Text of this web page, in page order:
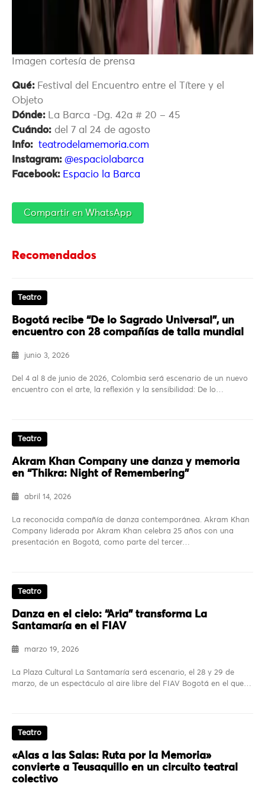
Imagen cortesía de prensa
Qué: Festival del Encuentro entre el Títere y el
Objeto
Dónde: La Barca -Dg. 42a # 20 – 45
Cuándo: del
7 al 24 de agosto
Info: teatrodelamemoria.com
Instagram: @espaciolabarca
Facebook: Espacio la Barca
Compartir en WhatsApp
Recomendados
Teatro
Bogotá recibe “De lo Sagrado Universal”, un
encuentro con 28 compañías de talla mundial
junio 3, 2026
Del 4 al 8 de junio de 2026, Colombia será escenario de un nuevo
encuentro con el arte, la reflexión y la sensibilidad: De lo…
Teatro
Akram Khan Company une danza y memoria
en “Thikra: Night of Remembering”
abril 14, 2026
La reconocida compañía de danza contemporánea. Akram Khan
Company liderada por Akram Khan celebra 25 años con una
presentación en Bogotá, como parte del tercer…
Teatro
Danza en el cielo: “Aria” transforma La
Santamaría en el FIAV
marzo 19, 2026
La Plaza Cultural La Santamaría será escenario, el 28 y 29 de
marzo, de un espectáculo al aire libre del FIAV Bogotá en el que…
Teatro
«Alas a las Salas: Ruta por la Memoria»
convierte a Teusaquillo en un circuito teatral
colectivo